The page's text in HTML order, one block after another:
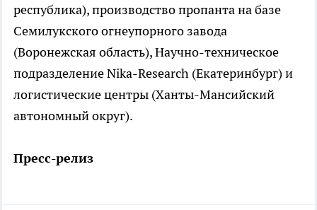
республика), производство пропанта на базе
Семилукского огнеупорного завода
(Воронежская область), Научно-техническое
подразделение Nika-Research (Екатеринбург) и
логистические центры (Ханты-Мансийский
автономный округ).
Пресс-релиз